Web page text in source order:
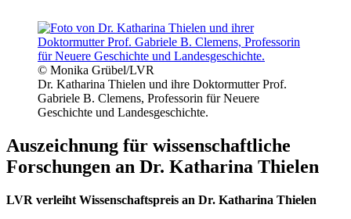
© Monika Grübel/LVR
Dr. Katharina Thielen und ihre Doktormutter Prof.
Gabriele B. Clemens, Professorin für Neuere
Geschichte und Landesgeschichte.
Auszeichnung für wissenschaftliche
Forschungen an Dr. Katharina Thielen
LVR verleiht Wissenschaftspreis an Dr. Katharina Thielen